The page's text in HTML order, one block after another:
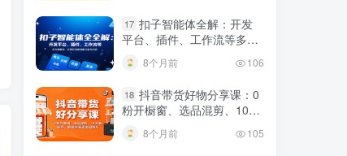
17 扣子智能体全解：开发
平台、插件、工作流等多方
发布内容
8个月前 106
18 抖音带货好物分享课：0
粉开橱窗、选品混剪、1000
巧
8个月前 105